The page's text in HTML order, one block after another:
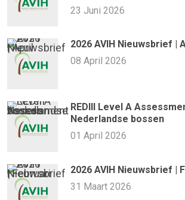
23 Juni 2026
2026 AVIH Nieuwsbrief |
08 April 2026
REDIII Level A
Nederlandse bossen
01 April 2026
2026 AVIH Nieuwsbrief |
31 Maart 2026